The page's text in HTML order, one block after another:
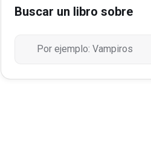
Buscar un libro sobre